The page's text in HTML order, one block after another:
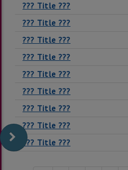
??? Title ???
??? Title ???
??? Title ???
??? Title ???
??? Title ???
??? Title ???
??? Title ???
??? Title ???
??? Title ???